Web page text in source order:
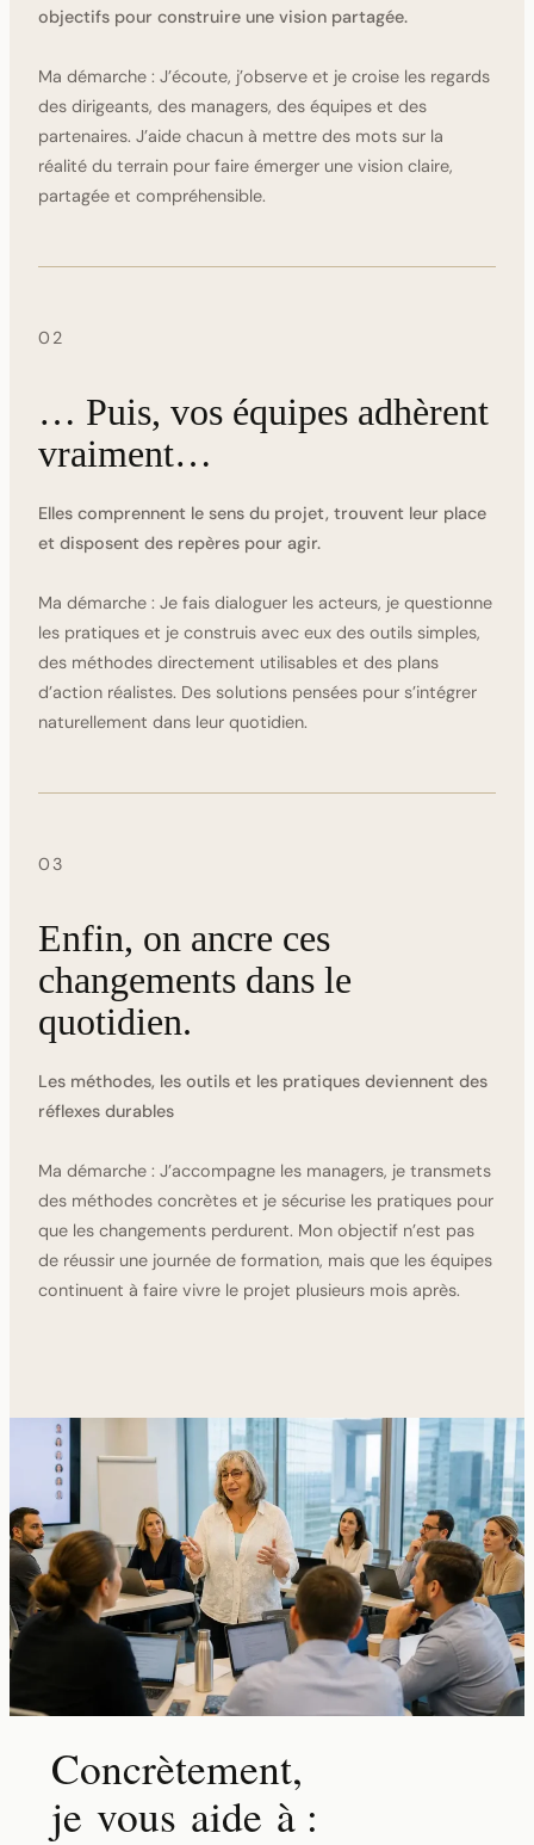
objectifs pour construire une vision partagée.
Ma démarche : J’écoute, j’observe et je croise les regards
des dirigeants, des managers, des équipes et des
partenaires. J’aide chacun à mettre des mots sur la
réalité du terrain pour faire émerger une vision claire,
partagée et compréhensible.
02
… Puis, vos équipes adhèrent
vraiment…
Elles comprennent le sens du projet, trouvent leur place
et disposent des repères pour agir.
Ma démarche : Je fais dialoguer les acteurs, je questionne
les pratiques et je construis avec eux des outils simples,
des méthodes directement utilisables et des plans
d’action réalistes. Des solutions pensées pour s’intégrer
naturellement dans leur quotidien.
03
Enfin, on ancre ces
changements dans le
quotidien.
Les méthodes, les outils et les pratiques deviennent des
réflexes durables
Ma démarche : J’accompagne les managers, je transmets
des méthodes concrètes et je sécurise les pratiques pour
que les changements perdurent. Mon objectif n’est pas
de réussir une journée de formation, mais que les équipes
continuent à faire vivre le projet plusieurs mois après.
Concrètement,
je vous aide à :